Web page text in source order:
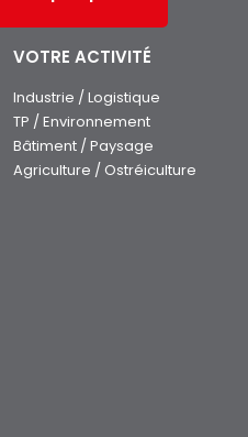
VOTRE ACTIVITÉ
Industrie / Logistique
TP / Environnement
Bâtiment / Paysage
Agriculture / Ostréiculture